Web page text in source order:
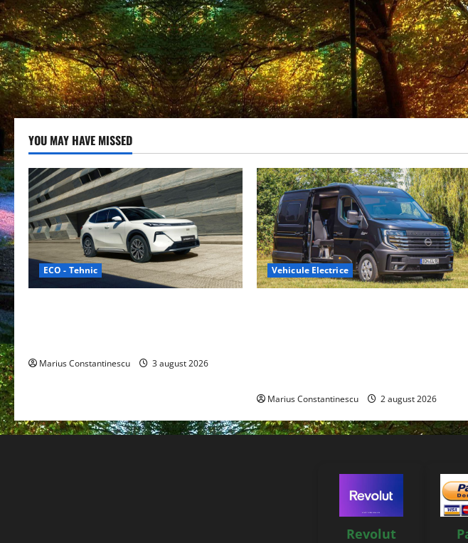
YOU MAY HAVE MISSED
ECO - Tehnic
Marius Constantinescu 3 august 2026
Vehicule Electrice
Marius Constantinescu 2 august 2026
Revolut